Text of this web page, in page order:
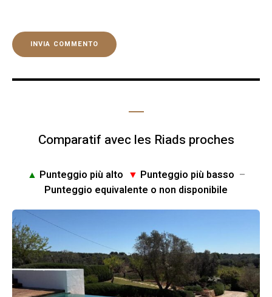
Comparatif avec les Riads proches
▲ Punteggio più alto ▼ Punteggio più basso –
Punteggio equivalente o non disponibile